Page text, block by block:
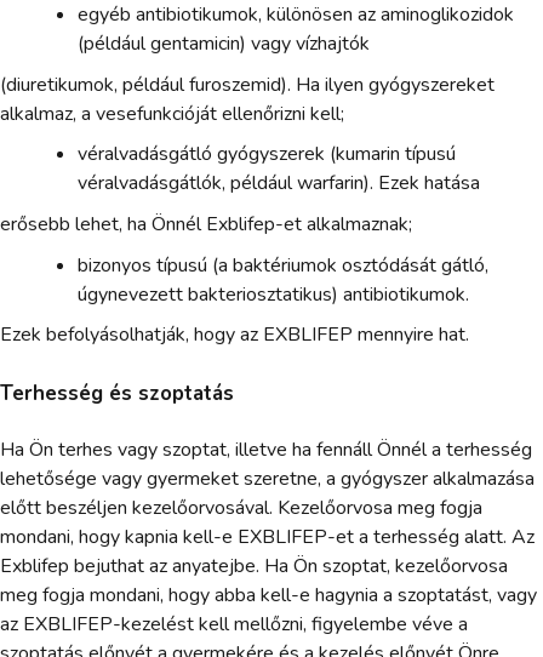
egyéb antibiotikumok, különösen az aminoglikozidok
(például gentamicin) vagy vízhajtók
(diuretikumok, például furoszemid). Ha ilyen gyógyszereket
alkalmaz, a vesefunkcióját ellenőrizni kell;
véralvadásgátló gyógyszerek (kumarin típusú
véralvadásgátlók, például warfarin). Ezek hatása
erősebb lehet, ha Önnél Exblifep-et alkalmaznak;
bizonyos típusú (a baktériumok osztódását gátló,
úgynevezett bakteriosztatikus) antibiotikumok.
Ezek befolyásolhatják, hogy az EXBLIFEP mennyire hat.
Terhesség és szoptatás
Ha Ön terhes vagy szoptat, illetve ha fennáll Önnél a terhesség
lehetősége vagy gyermeket szeretne, a gyógyszer alkalmazása
előtt beszéljen kezelőorvosával. Kezelőorvosa meg fogja
mondani, hogy kapnia kell-e EXBLIFEP-et a terhesség alatt. Az
Exblifep bejuthat az anyatejbe. Ha Ön szoptat, kezelőorvosa
meg fogja mondani, hogy abba kell-e hagynia a szoptatást, vagy
az EXBLIFEP-kezelést kell mellőzni, figyelembe véve a